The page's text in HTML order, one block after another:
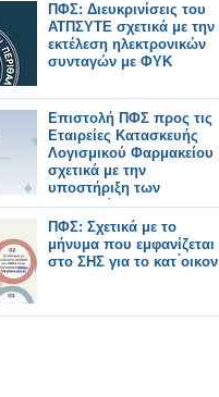
ΠΦΣ: Διευκρινίσεις του
ΑΤΠΣΥΤΕ σχετικά με την
εκτέλεση ηλεκτρονικών
συνταγών με ΦΥΚ
Επιστολή ΠΦΣ προς τις
Εταιρείες Κατασκευής
Λογισμικού Φαρμακείου
σχετικά με την
υποστήριξη των
φαρμακείων για την
πρόσβαση στη νέα πύλη
ΕΟΠΥΥ ΚΜΕΣ
ΠΦΣ: Σχετικά με το
μήνυμα που εμφανίζεται
στο ΣΗΣ για το κατ ́οικον